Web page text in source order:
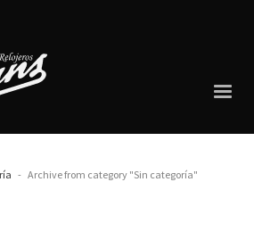
Archive from category "Sin categoría"